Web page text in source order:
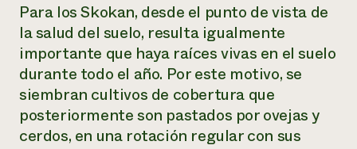
Para los Skokan, desde el punto de vista de
la salud del suelo, resulta igualmente
importante que haya raíces vivas en el suelo
durante todo el año. Por este motivo, se
siembran cultivos de cobertura que
posteriormente son pastados por ovejas y
cerdos, en una rotación regular con sus